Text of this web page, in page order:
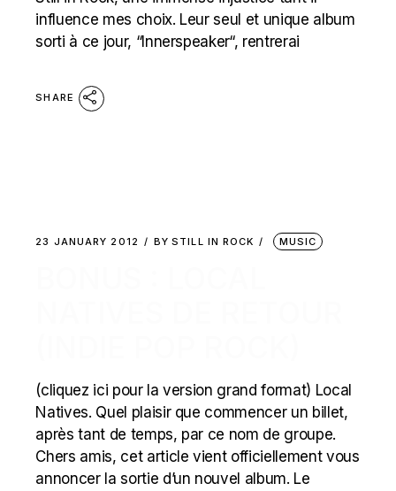
influence mes choix. Leur seul et unique album
sorti à ce jour, “Innerspeaker“, rentrerai
SHARE
23 JANUARY 2012 BY STILL IN ROCK MUSIC
(cliquez ici pour la version grand format) Local
Natives. Quel plaisir que commencer un billet,
après tant de temps, par ce nom de groupe.
Chers amis, cet article vient officiellement vous
annoncer la sortie d’un nouvel album. Le